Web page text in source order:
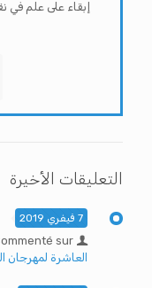
إبقاء على علم في
التعليقات الأخيرة
7 فيفري 2019
sur
العاشرة لمهرجان الضحك